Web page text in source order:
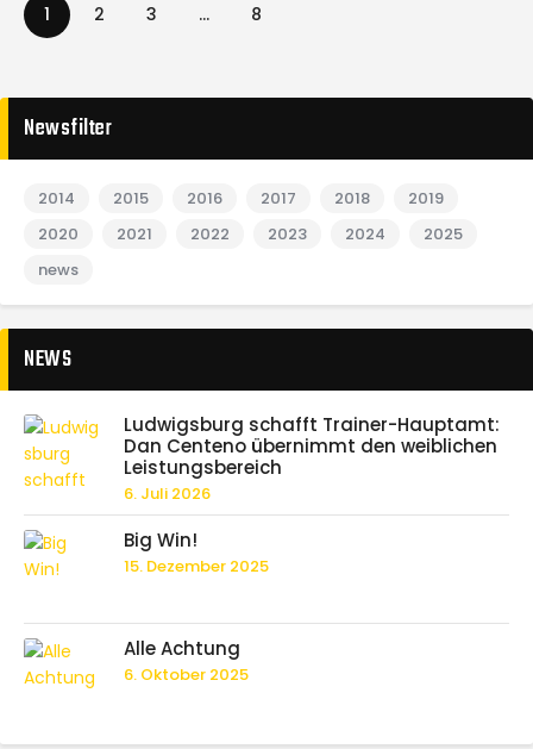
1 2 3 … 8
Newsfilter
2014 2015 2016 2017 2018
2019
2020
2021 2022 2023 2024
2025
news
NEWS
Ludwigsburg schafft Trainer-Hauptamt:
Dan Centeno übernimmt den weiblichen
Leistungsbereich
6. Juli 2026
Big Win!
15. Dezember 2025
Alle Achtung
6. Oktober 2025